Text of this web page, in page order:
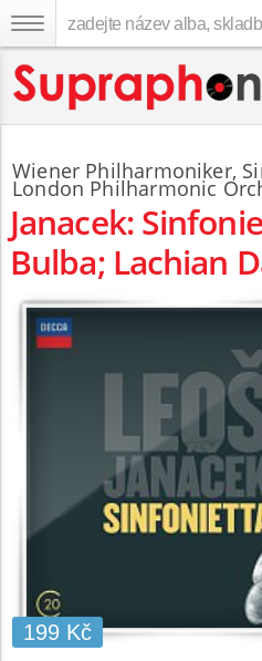
Wiener Philharmoniker,
London Philharmonic
Janacek:
Bulba; Lachian
199 Kč